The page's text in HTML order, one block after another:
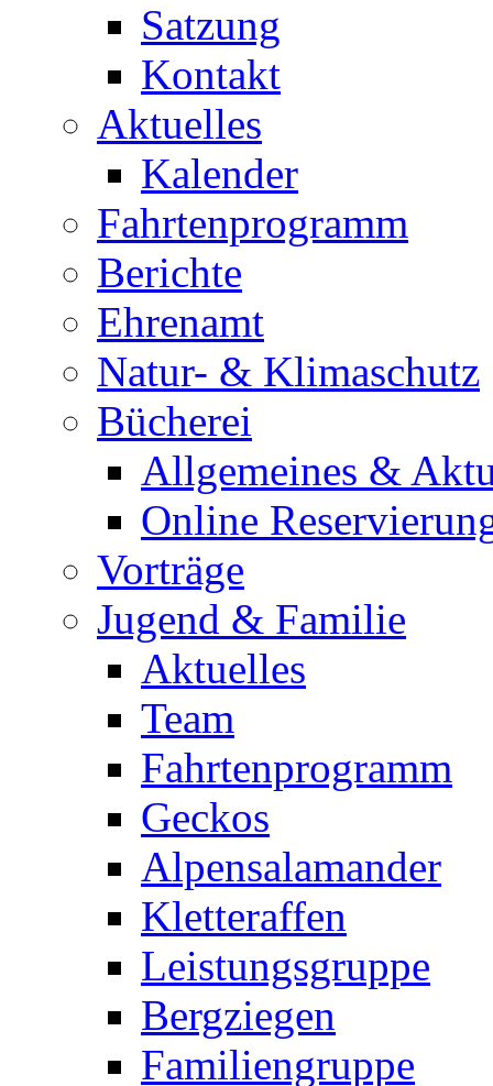
Satzung
Kontakt
Aktuelles
Kalender
Fahrtenprogramm
Berichte
Ehrenamt
Natur- & Klimaschutz
Bücherei
Allgemeines &
Online
Vorträge
Jugend & Familie
Aktuelles
Team
Fahrtenprogramm
Geckos
Alpensalamander
Kletteraffen
Leistungsgruppe
Bergziegen
Familiengruppe